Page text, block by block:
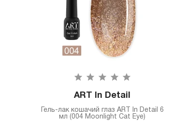
ART In Detail
Гель-лак кошачий глаз ART In Detail 6
мл (004 Moonlight Cat Eye)